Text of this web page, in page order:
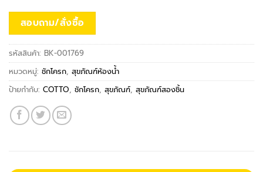
สอบถาม/สั่งซื้อ
รหัสสินค้า: BK-001769
หมวดหมู่: ชักโครก, สุขภัณฑ์ห้องน้ำ
ป้ายกำกับ: COTTO, ชักโครก, สุขภัณฑ์, สุขภัณฑ์สองชิ้น